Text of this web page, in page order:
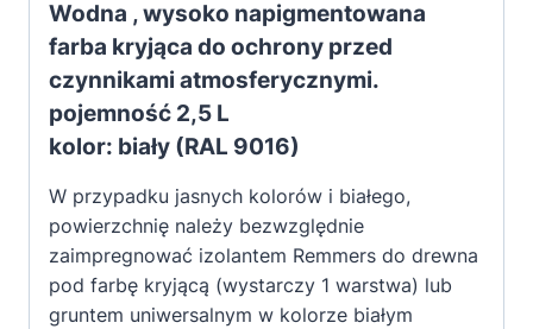
Wodna , wysoko napigmentowana
farba kryjąca do ochrony przed
czynnikami atmosferycznymi.
pojemność 2,5 L
kolor: biały (RAL 9016)
W przypadku jasnych kolorów i białego,
powierzchnię należy bezwzględnie
zaimpregnować izolantem Remmers do drewna
pod farbę kryjącą (wystarczy 1 warstwa) lub
gruntem uniwersalnym w kolorze białym